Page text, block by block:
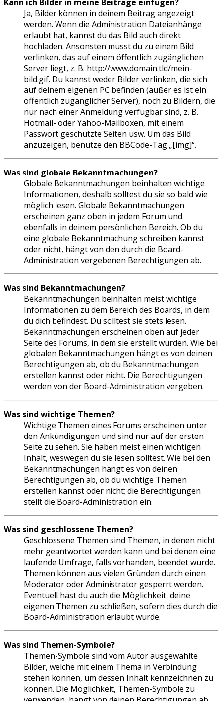
Kann ich Bilder in meine Beiträge einfügen?
Ja, Bilder können in deinem Beitrag angezeigt
werden. Wenn die Administration Dateianhänge
erlaubt hat, kannst du das Bild auch direkt
hochladen. Ansonsten musst du zu einem Bild
verlinken, das auf einem öffentlich zugänglichen
Server liegt, z. B. http://www.domain.tld/mein-
bild.gif. Du kannst weder Bilder verlinken, die sich
auf deinem eigenen PC befinden (außer es ist ein
öffentlich zugänglicher Server), noch zu Bildern, die
nur nach einer Anmeldung verfügbar sind, z. B.
Hotmail- oder Yahoo-Mailboxen, mit einem
Passwort geschützte Seiten usw. Um das Bild
anzuzeigen, benutze den BBCode-Tag „[img]“.
Was sind globale Bekanntmachungen?
Globale Bekanntmachungen beinhalten wichtige
Informationen, deshalb solltest du sie so bald wie
möglich lesen. Globale Bekanntmachungen
erscheinen ganz oben in jedem Forum und
ebenfalls in deinem persönlichen Bereich. Ob du
eine globale Bekanntmachung schreiben kannst
oder nicht, hängt von den durch die Board-
Administration vergebenen Berechtigungen ab.
Was sind Bekanntmachungen?
Bekanntmachungen beinhalten meist wichtige
Informationen zu dem Bereich des Boards, in dem
du dich befindest. Du solltest sie stets lesen.
Bekanntmachungen erscheinen oben auf jeder
Seite des Forums, in dem sie erstellt wurden. Wie bei
globalen Bekanntmachungen hängt es von deinen
Berechtigungen ab, ob du Bekanntmachungen
erstellen kannst oder nicht. Die Berechtigungen
werden von der Board-Administration vergeben.
Was sind wichtige Themen?
Wichtige Themen eines Forums erscheinen unter
den Ankündigungen und sind nur auf der ersten
Seite zu sehen. Sie haben meist einen wichtigen
Inhalt, weswegen du sie lesen solltest. Wie bei den
Bekanntmachungen hängt es von deinen
Berechtigungen ab, ob du wichtige Themen
erstellen kannst oder nicht; die Berechtigungen
stellt die Board-Administration ein.
Was sind geschlossene Themen?
Geschlossene Themen sind Themen, in denen nicht
mehr geantwortet werden kann und bei denen eine
laufende Umfrage, falls vorhanden, beendet wurde.
Themen können aus vielen Gründen durch einen
Moderator oder Administrator gesperrt werden.
Eventuell hast du auch die Möglichkeit, deine
eigenen Themen zu schließen, sofern dies durch die
Board-Administration erlaubt wurde.
Was sind Themen-Symbole?
Themen-Symbole sind vom Autor ausgewählte
Bilder, welche mit einem Thema in Verbindung
stehen können, um dessen Inhalt kennzeichnen zu
können. Die Möglichkeit, Themen-Symbole zu